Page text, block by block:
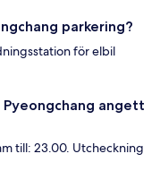
parkering?
för elbil
angett
till: 23.00. Utcheckning